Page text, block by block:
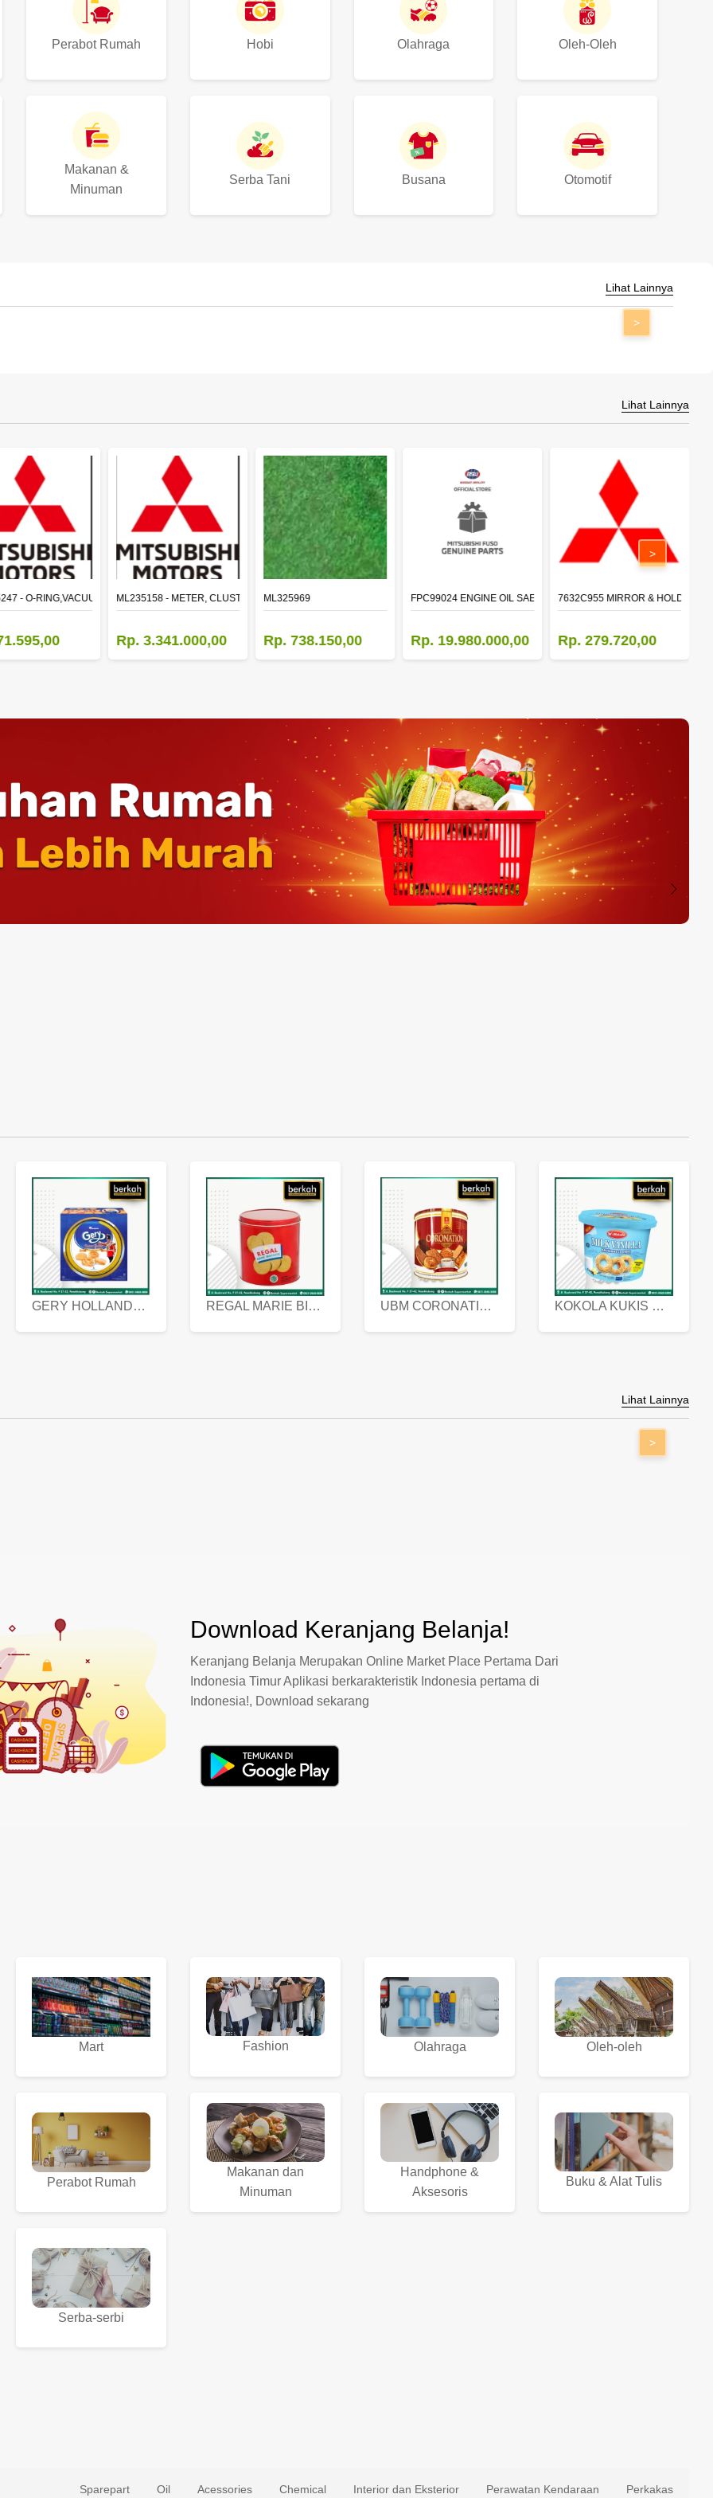
Perabot Rumah Hobi Olahraga Oleh-Oleh
Makanan &
Minuman
Serba Tani Busana Otomotif
Lihat Lainnya
>
Lihat Lainnya
- O-RING,VACUUM PUMPML235158 - METER, CLUSTER CANTER
Rp. 3.341.000,00
ML325969
Rp. 738.150,00
FPC99024 ENGINE OIL SAE 15W-40 API CI-4 (200L)
Rp. 19.980.000,00
7632C955 MIRROR &
Rp. 279.720,00
>
GERY HOLLANDA BUTTER COOKIES 450 GRAM REGAL MARIE BISCUIT KALENG 550 GRAM UBM CORONATION ASSORTED BISKUIT KALENG 450 GRAM KOKOLA KUKIS HYGIENIC MILK VANILLA PACK 320 GR
Lihat Lainnya
>
Download Keranjang Belanja!
Keranjang Belanja Merupakan Online Market Place Pertama Dari
Indonesia Timur Aplikasi berkarakteristik Indonesia pertama di
Indonesia!, Download sekarang
Mart Fashion Olahraga Oleh-oleh
Perabot Rumah
Makanan dan
Minuman
Handphone &
Aksesoris
Buku & Alat Tulis
Serba-serbi
Sparepart Oil Acessories Chemical Interior dan Eksterior Perawatan Kendaraan Perkakas